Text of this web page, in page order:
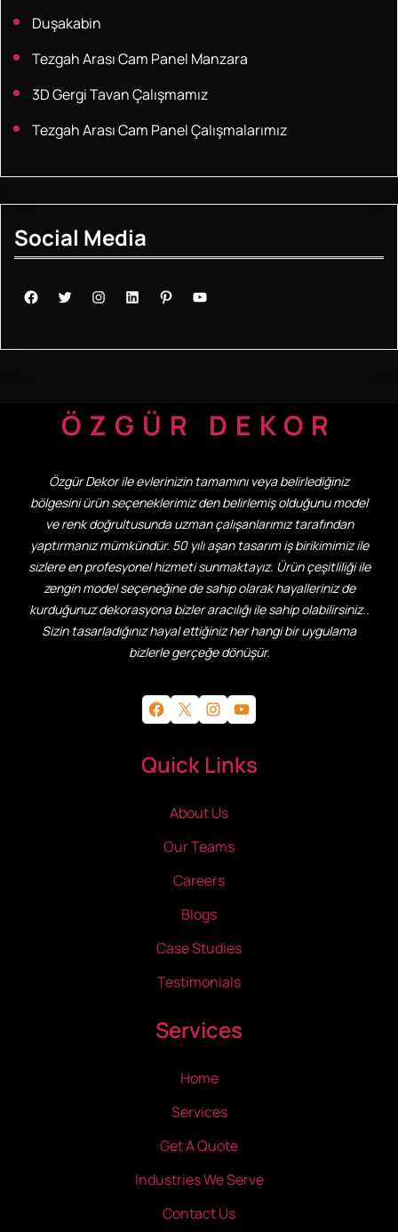
Duşakabin
Tezgah Arası Cam Panel Manzara
3D Gergi Tavan Çalışmamız
Tezgah Arası Cam Panel Çalışmalarımız
Social Media
Facebook Twitter Instagram LinkedIn Pinterest YouTube
ÖZGÜR DEKOR
Özgür Dekor ile evlerinizin tamamını veya belirlediğiniz
bölgesini ürün seçeneklerimiz den belirlemiş olduğunu model
ve renk doğrultusunda uzman çalışanlarımız tarafından
yaptırmanız mümkündür. 50 yılı aşan tasarım iş birikimimiz ile
sizlere en profesyonel hizmeti sunmaktayız. Ürün çeşitliliği ile
zengin model seçeneğine de sahip olarak hayalleriniz de
kurduğunuz dekorasyona bizler aracılığı ile sahip olabilirsiniz..
Sizin tasarladığınız hayal ettiğiniz her hangi bir uygulama
bizlerle gerçeğe dönüşür.
Facebook X Instagram YouTube
Quick Links
About Us
Our Teams
Careers
Blogs
Case Studies
Testimonials
Services
Home
Services
Get A Quote
Industries We Serve
Contact Us